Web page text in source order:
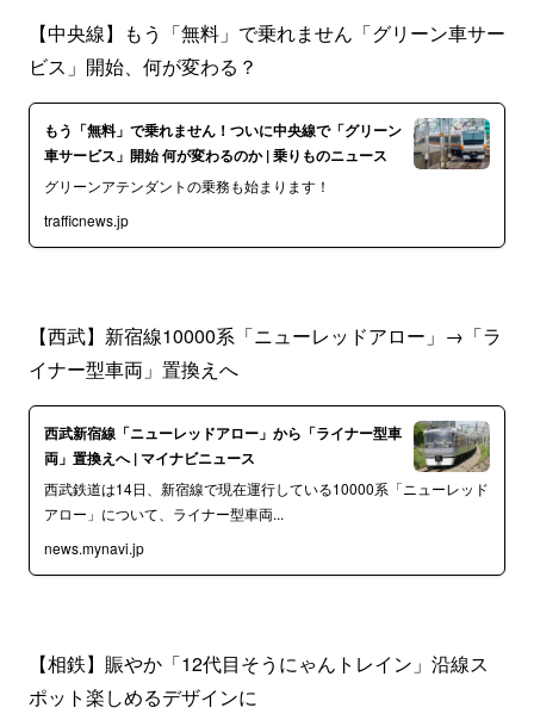
【中央線】もう「無料」で乗れません「グリーン車サー
ビス」開始、何が変わる？
もう「無料」で乗れません！ついに中央線で「グリーン
車サービス」開始 何が変わるのか | 乗りものニュース
グリーンアテンダントの乗務も始まります！
trafficnews.jp
【西武】新宿線10000系「ニューレッドアロー」→「ラ
イナー型車両」置換えへ
西武新宿線「ニューレッドアロー」から「ライナー型車
両」置換えへ | マイナビニュース
西武鉄道は14日、新宿線で現在運行している10000系「ニューレッド
アロー」について、ライナー型車両...
news.mynavi.jp
【相鉄】賑やか「12代目そうにゃんトレイン」沿線ス
ポット楽しめるデザインに